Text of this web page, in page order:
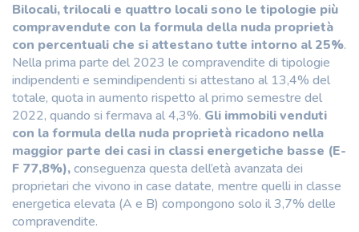
Bilocali, trilocali e quattro locali sono le tipologie più
compravendute con la formula della nuda proprietà
con percentuali che si attestano tutte intorno al 25%.
Nella prima parte del 2023 le compravendite di tipologie
indipendenti e semindipendenti si attestano al 13,4% del
totale, quota in aumento rispetto al primo semestre del
2022, quando si fermava al 4,3%. Gli immobili venduti
con la formula della nuda proprietà ricadono nella
maggior parte dei casi in classi energetiche basse (E-
F 77,8%),conseguenza questa dell’età avanzata dei
proprietari che vivono in case datate, mentre quelli in classe
energetica elevata (A e B) compongono solo il 3,7% delle
compravendite.